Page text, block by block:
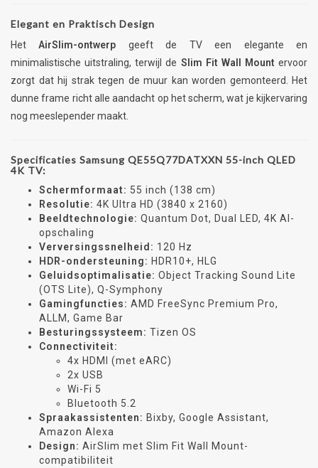
Elegant en Praktisch Design
HetAirSlim-ontwerp geeft de TV een elegante en
minimalistische uitstraling, terwijl de Slim Fit Wall Mountervoor
zorgt dat hij strak tegen de muur kan worden gemonteerd. Het
dunne frame richt alle aandacht op het scherm, wat je kijkervaring
nog meeslepender maakt.
Specificaties Samsung QE55Q77DATXXN 55-inch QLED
4K TV:
Schermformaat: 55 inch (138 cm)
Resolutie: 4K Ultra HD (3840 x 2160)
Beeldtechnologie: Quantum Dot, Dual LED, 4K AI-
opschaling
Verversingssnelheid: 120 Hz
HDR-ondersteuning: HDR10+, HLG
Geluidsoptimalisatie: Object Tracking Sound Lite
(OTS Lite), Q-Symphony
Gamingfuncties: AMD FreeSync Premium Pro,
ALLM, Game Bar
Besturingssysteem: Tizen OS
Connectiviteit:
4x HDMI (met eARC)
2x USB
Wi-Fi 5
Bluetooth 5.2
Spraakassistenten: Bixby, Google Assistant,
Amazon Alexa
Design: AirSlim met Slim Fit Wall Mount-
compatibiliteit